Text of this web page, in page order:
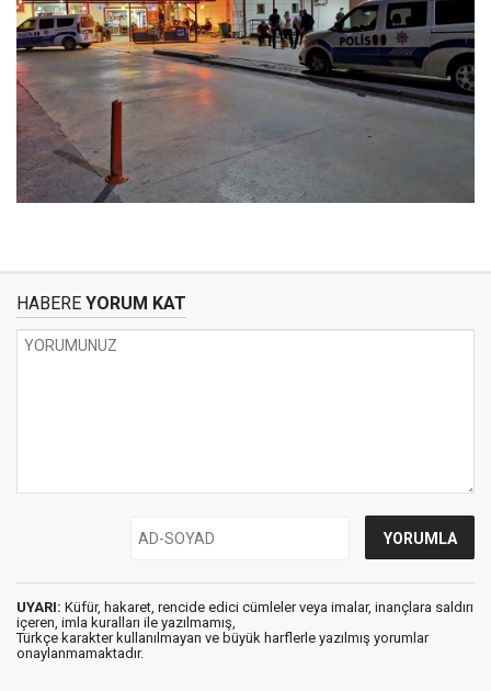
HABERE YORUM KAT
UYARI: Küfür, hakaret, rencide edici cümleler veya imalar, inançlara saldırı
içeren, imla kuralları ile yazılmamış,
Türkçe karakter kullanılmayan ve büyük harflerle yazılmış yorumlar
onaylanmamaktadır.